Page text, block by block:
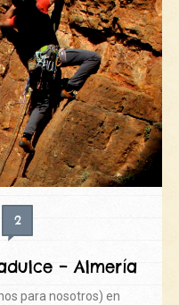
2
– Almería
para nosotros) en